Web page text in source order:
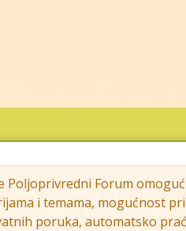
Forum
i temama, mogućnost
poruka, automatsko